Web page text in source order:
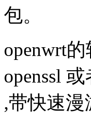
包。
openwrt
openssl
,带快速漫